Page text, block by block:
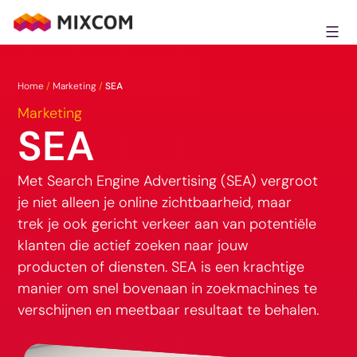
naar
MixCom
Home/ Marketing/SEA
Marketing
SEA
Met Search Engine Advertising (SEA) vergroot
je niet alleen je online zichtbaarheid, maar
trek je ook gericht verkeer aan van potentiële
klanten die actief zoeken naar jouw
producten of diensten. SEA is een krachtige
manier om snel bovenaan in zoekmachines te
verschijnen en meetbaar resultaat te behalen.